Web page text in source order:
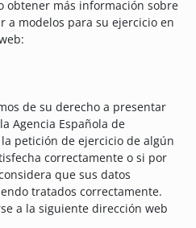
obtener más información sobre
a modelos para su ejercicio en
de su derecho a presentar
Agencia Española de
petición de ejercicio de algún
correctamente o si por
que sus datos
tratados correctamente.
a la siguiente dirección web